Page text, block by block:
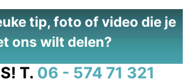
tip, foto of video die je
ons wilt delen?
T. 06 - 574 71 321